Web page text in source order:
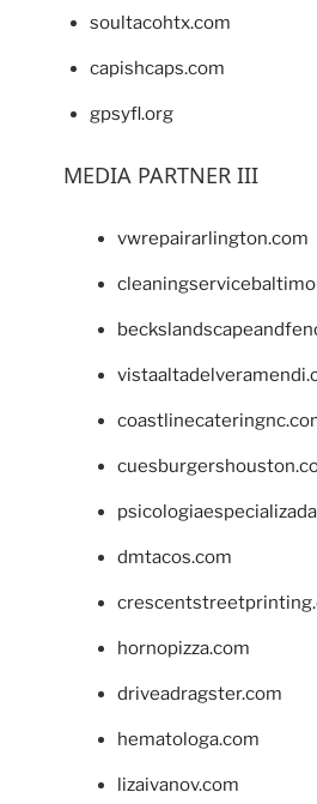
soultacohtx.com
capishcaps.com
gpsyfl.org
MEDIA PARTNER III
vwrepairarlington.com
dmtacos.com
hornopizza.com
driveadragster.com
hematologa.com
lizaivanov.com